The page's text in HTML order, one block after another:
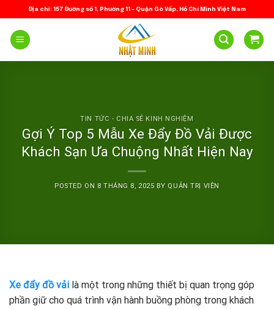
to
content
Địa chỉ: 157 Đường số 1, Phường 11 – Quận Gò Vấp, Hồ Chí Minh Việt Nam
TIN TỨC - CHIA SẺ KINH NGHIỆM
Gợi Ý Top 5 Mẫu Xe Đẩy Đồ Vải Được
Khách Sạn Ưa Chuộng Nhất Hiện Nay
POSTED ON 8 THÁNG 8, 2025 BY QUẢN TRỊ VIÊN
Xe đẩy đồ vải là một trong những thiết bị quan trọng góp
phần giữ cho quá trình vận hành buồng phòng trong khách